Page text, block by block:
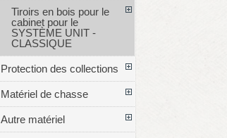
Tiroirs en bois pour le
cabinet pour le
SYSTÈME UNIT -
CLASSIQUE
Protection des collections
Matériel de chasse
Autre matériel